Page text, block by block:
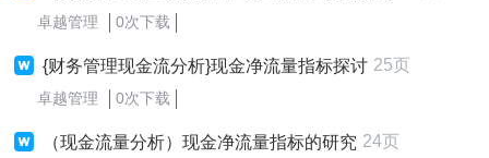
卓越管理 0次下载
{财务管理现金流分析}现金净流量指标探讨 25页
卓越管理 0次下载
（现金流量分析）现金净流量指标的研究 24页